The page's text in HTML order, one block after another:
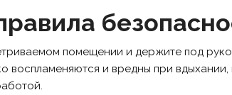
помещении и держите под
воспламеняются и вредны при